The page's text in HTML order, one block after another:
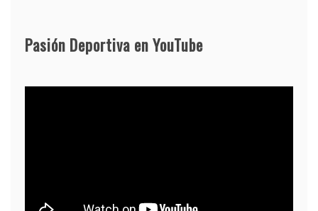
Pasión Deportiva en YouTube